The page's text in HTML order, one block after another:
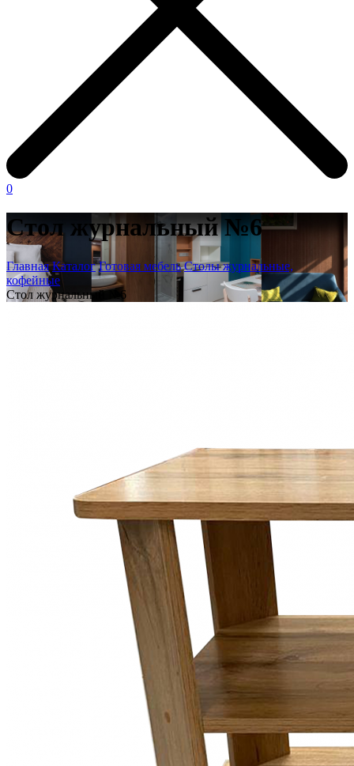
0
Стол журнальный №6
Главная Каталог Готовая мебель Столы журнальные,
кофейные
Стол журнальный №6